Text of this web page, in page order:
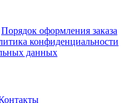
Порядок оформления заказа
конфиденциальности
данных